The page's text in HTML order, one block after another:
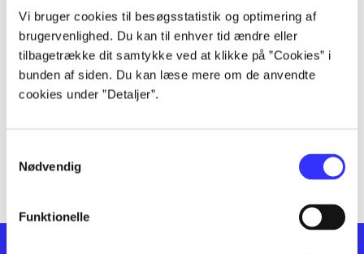
Vi bruger cookies til besøgsstatistik og optimering af
brugervenlighed. Du kan til enhver tid ændre eller
tilbagetrække dit samtykke ved at klikke på ”Cookies” i
bunden af siden. Du kan læse mere om de anvendte
cookies under ”Detaljer”.
Nødvendig
Funktionelle
lorem ipsum dolor sit amet ...
lorem ipsum dolor sit amet ...
lorem ipsum dolor sit amet ...
lorem ipsum dolor sit amet ...
lorem ipsum dolor sit amet ...
lorem ipsum dolor sit amet ...